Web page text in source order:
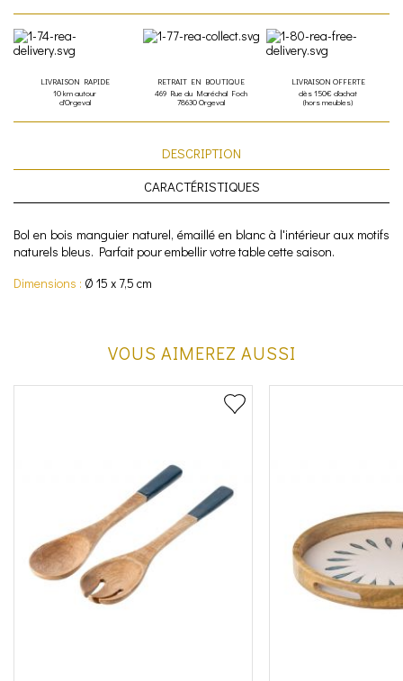
LIVRAISON RAPIDE
10 km autour
d'Orgeval
RETRAIT EN BOUTIQUE
469 Rue du Maréchal Foch
78630 Orgeval
LIVRAISON OFFERTE
dès 150€ d'achat
(hors meubles)
DESCRIPTION
CARACTÉRISTIQUES
Bol en bois manguier naturel, émaillé en blanc à l'intérieur aux motifs
naturels bleus. Parfait pour embellir votre table cette saison.
Dimensions : Ø 15 x 7,5 cm
VOUS AIMEREZ AUSSI